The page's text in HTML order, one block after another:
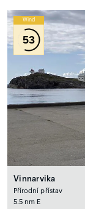
Wind
53
Vinnarvika
Přírodní přístav
5.5 nm E